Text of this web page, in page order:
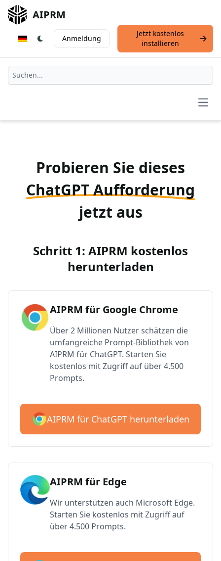
AIPRM
Anmeldung
Jetzt kostenlos
installieren
Probieren Sie dieses
ChatGPT Aufforderung
jetzt aus
Schritt 1: AIPRM kostenlos
herunterladen
AIPRM für Google Chrome
Über 2 Millionen Nutzer schätzen die
umfangreiche Prompt-Bibliothek von
AIPRM für ChatGPT. Starten Sie
kostenlos mit Zugriff auf über 4.500
Prompts.
AIPRM für ChatGPT herunterladen
AIPRM für Edge
Wir unterstützen auch Microsoft Edge.
Starten Sie kostenlos mit Zugriff auf
über 4.500 Prompts.